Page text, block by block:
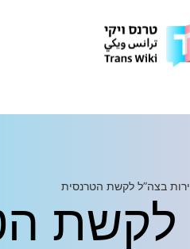
בצה”ל לקשת הטרנסית
לקשת